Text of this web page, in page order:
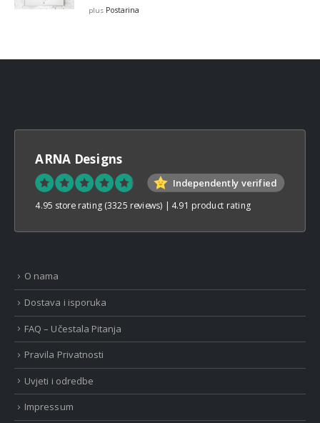
plus Postarina
ARNA Designs
Independently verified
4.95 store rating (3325 reviews) | 4.91 product rating
O nama
Dostava i isporuka
FAQ – Učestala Pitanja
Pravila Privatnosti
Uvjeti i odredbe
Impressum